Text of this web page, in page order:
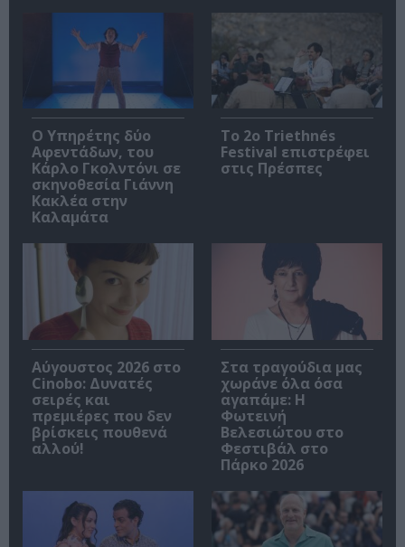
Ο Υπηρέτης δύο
Αφεντάδων, του
Κάρλο Γκολντόνι σε
σκηνοθεσία Γιάννη
Κακλέα στην
Καλαμάτα
Το 2ο Triethnés
Festival επιστρέφει
στις Πρέσπες
Αύγουστος 2026 στο
Cinobo: Δυνατές
σειρές και
πρεμιέρες που δεν
βρίσκεις πουθενά
αλλού!
Στα τραγούδια μας
χωράνε όλα όσα
αγαπάμε: Η
Φωτεινή
Βελεσιώτου στο
Φεστιβάλ στο
Πάρκο 2026